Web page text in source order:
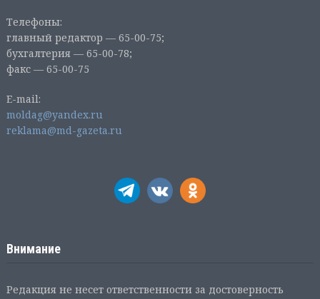
Телефоны:
главный редактор — 65-00-75;
бухгалтерия — 65-00-78;
факс — 65-00-75
E-mail:
moldag@yandex.ru
reklama@md-gazeta.ru
Внимание
Редакция не несет ответственности за достоверность